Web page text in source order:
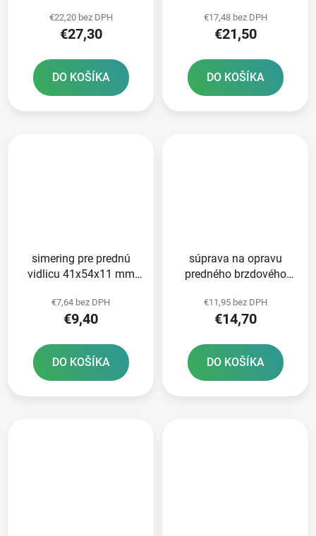
ks v balení
€22,20 bez DPH
€27,30
DO KOŠÍKA
pre vidlice Tourmax
€17,48 bez DPH
€21,50
DO KOŠÍKA
simering pre prednú
vidlicu 41x54x11 mm
€7,64 bez DPH
€9,40
DO KOŠÍKA
súprava na opravu
predného brzdového
€11,95 bez DPH
€14,70
DO KOŠÍKA